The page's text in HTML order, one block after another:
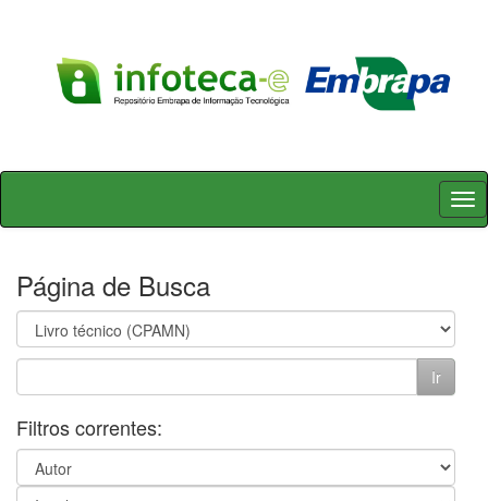
Skip
Página de Busca
Filtros correntes: